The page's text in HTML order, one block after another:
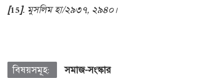
[15]. মুসলিম হা/২৯৩৭, ২৯৪০।
বিষয়সমূহ: সমাজ-সংস্কার